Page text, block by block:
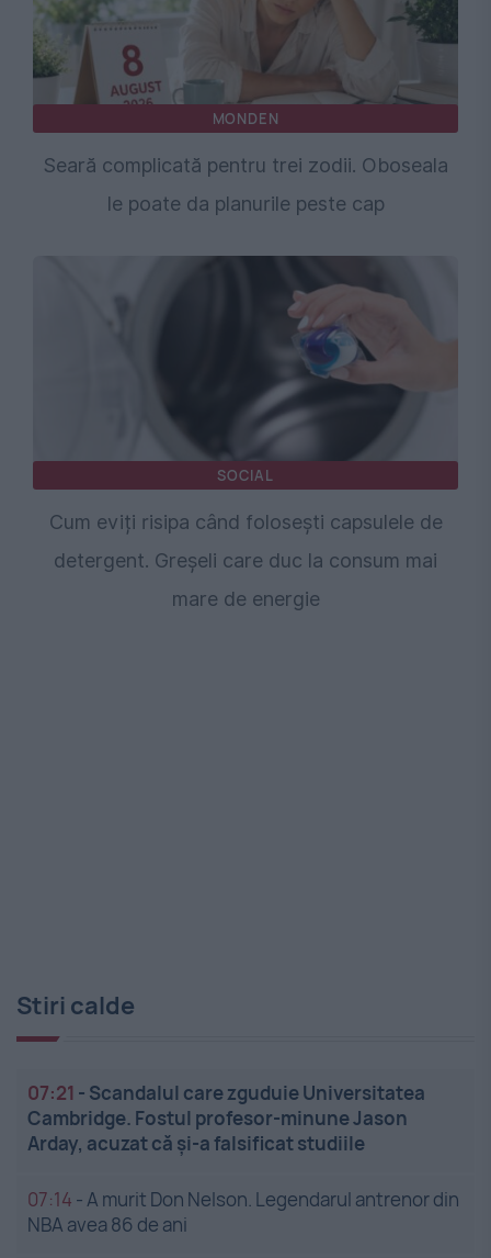
MONDEN
Seară complicată pentru trei zodii. Oboseala
le poate da planurile peste cap
SOCIAL
Cum eviți risipa când folosești capsulele de
detergent. Greșeli care duc la consum mai
mare de energie
Stiri calde
07:21 - Scandalul care zguduie Universitatea
Cambridge. Fostul profesor-minune Jason
Arday, acuzat că și-a falsificat studiile
07:14 -A murit Don Nelson. Legendarul antrenor din
NBA avea 86 de ani